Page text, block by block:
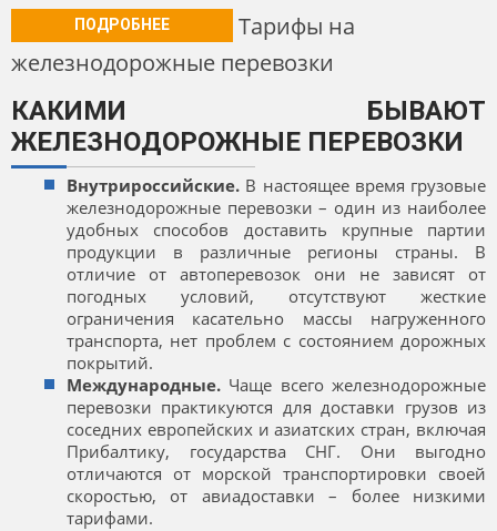
ПОДРОБНЕЕ
Тарифы на
железнодорожные перевозки
КАКИМИ БЫВАЮТ
ЖЕЛЕЗНОДОРОЖНЫЕ ПЕРЕВОЗКИ
Внутрироссийские. В настоящее время грузовые
железнодорожные перевозки – один из наиболее
удобных способов доставить крупные партии
продукции в различные регионы страны. В
отличие от автоперевозок они не зависят от
погодных условий, отсутствуют жесткие
ограничения касательно массы нагруженного
транспорта, нет проблем с состоянием дорожных
покрытий.
Международные. Чаще всего железнодорожные
перевозки практикуются для доставки грузов из
соседних европейских и азиатских стран, включая
Прибалтику, государства СНГ. Они выгодно
отличаются от морской транспортировки своей
скоростью, от авиадоставки – более низкими
тарифами.